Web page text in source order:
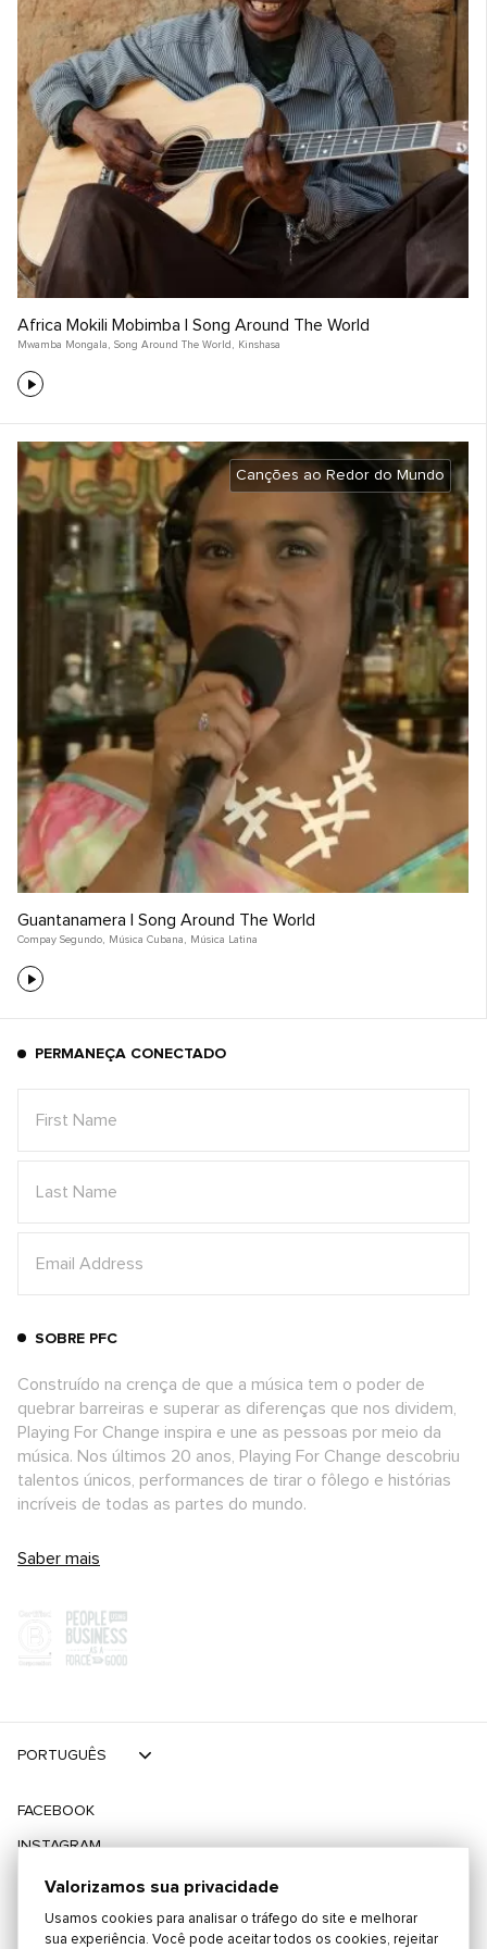
Africa Mokili Mobimba | Song Around The World
Mwamba Mongala , Song Around The World , Kinshasa
Canções ao Redor do Mundo
Guantanamera | Song Around The World
Compay Segundo, Música Cubana , Música Latina
PERMANEÇA CONECTADO
SOBRE PFC
Construído na crença de que a música tem o poder de
quebrar barreiras e superar as diferenças que nos dividem,
Playing For Change inspira e une as pessoas por meio da
música. Nos últimos 20 anos, Playing For Change descobriu
talentos únicos, performances de tirar o fôlego e histórias
incríveis de todas as partes do mundo.
Saber mais
FACEBOOK
INSTAGRAM
TIKTOK
TWITTER
PORTUGUÊS
Valorizamos sua privacidade
Usamos cookies para analisar o tráfego do site e melhorar
sua experiência. Você pode aceitar todos os cookies, rejeitar